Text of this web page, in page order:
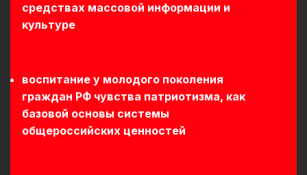
средствах массовой информации и
культуре
воспитание у молодого поколения
граждан РФ чувства патриотизма, как
базовой основы системы
общероссийских ценностей